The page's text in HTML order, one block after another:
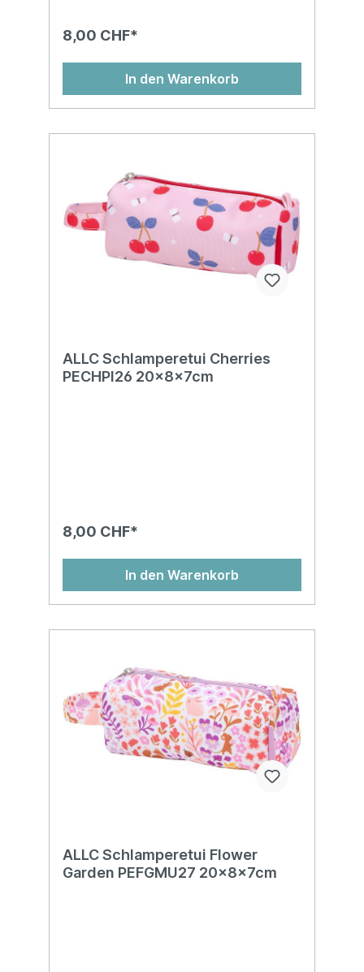
8,00 CHF*
In den Warenkorb
ALLC Schlamperetui Cherries
PECHPI26 20x8x7cm
8,00 CHF*
In den Warenkorb
ALLC Schlamperetui Flower
Garden PEFGMU27 20x8x7cm